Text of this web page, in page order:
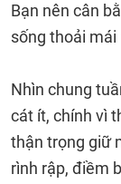
Bạn nên cân
sống thoải mái
Nhìn chung
cát ít, chính vì
thận trọng giữ
rình rập, điềm